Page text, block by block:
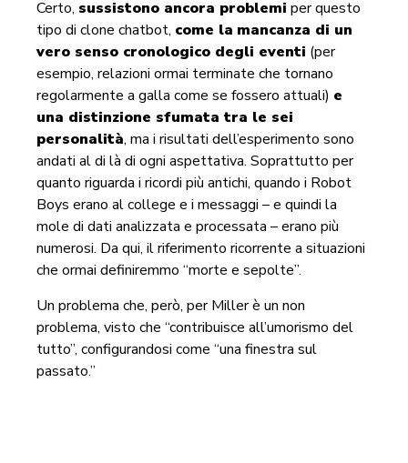
Certo, sussistono ancora problemi per questo
tipo di clone chatbot, come la mancanza di un
vero senso cronologico degli eventi (per
esempio, relazioni ormai terminate che tornano
regolarmente a galla come se fossero attuali) e
una distinzione sfumata tra le sei
personalità, ma i risultati dell’esperimento sono
andati al di là di ogni aspettativa. Soprattutto per
quanto riguarda i ricordi più antichi, quando i Robot
Boys erano al college e i messaggi – e quindi la
mole di dati analizzata e processata – erano più
numerosi. Da qui, il riferimento ricorrente a situazioni
che ormai definiremmo “morte e sepolte”.
Un problema che, però, per Miller è un non
problema, visto che “contribuisce all’umorismo del
tutto”, configurandosi come “una finestra sul
passato.”